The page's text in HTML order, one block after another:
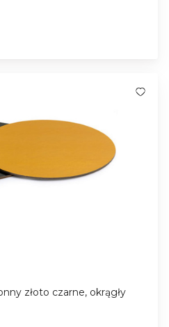
złoto czarne, okrągły